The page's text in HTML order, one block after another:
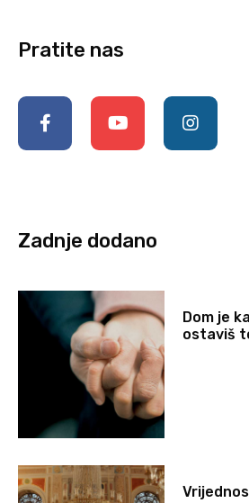
Pratite nas
Zadnje dodano
Dom je
ostaviš